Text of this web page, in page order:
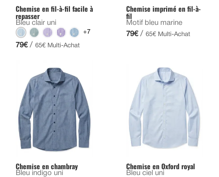
Chemise en fil-à-fil facile à
repasser
Bleu clair uni
+7
79€ / 65€ Multi-Achat
Chemise imprimé en fil-à-
fil
Motif bleu marine
79€ / 65€ Multi-Achat
Chemise en chambray
Bleu indigo uni
Chemise en Oxford royal
Bleu ciel uni